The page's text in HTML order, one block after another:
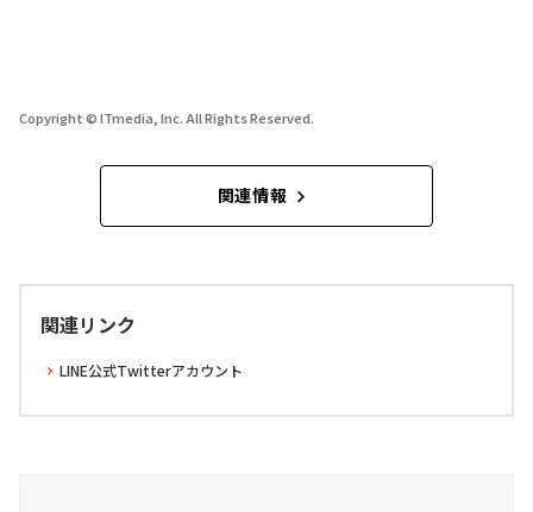
Copyright © ITmedia, Inc. All Rights Reserved.
関連情報
関連リンク
LINE公式Twitterアカウント